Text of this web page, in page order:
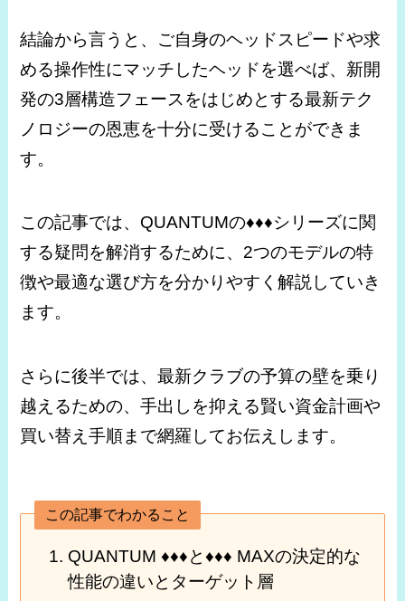
結論から言うと、ご自身のヘッドスピードや求
める操作性にマッチしたヘッドを選べば、新開
発の3層構造フェースをはじめとする最新テク
ノロジーの恩恵を十分に受けることができま
す。
この記事では、QUANTUMの♦♦♦シリーズに関
する疑問を解消するために、2つのモデルの特
徴や最適な選び方を分かりやすく解説していき
ます。
さらに後半では、最新クラブの予算の壁を乗り
越えるための、手出しを抑える賢い資金計画や
買い替え手順まで網羅してお伝えします。
この記事でわかること
QUANTUM ♦♦♦と♦♦♦ MAXの決定的な
性能の違いとターゲット層